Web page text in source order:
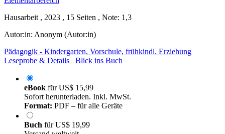
Hausarbeit , 2023 , 15 Seiten , Note: 1,3
Autor:in: Anonym (Autor:in)
Pädagogik - Kindergarten, Vorschule, frühkindl. Erziehung
Leseprobe & Details
Blick ins Buch
eBook fürUS$ 15,99
Sofort herunterladen. Inkl. MwSt.
Format: PDF – für alle Geräte
Buch fürUS$ 19,99